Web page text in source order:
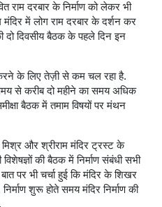
राम दरबार के निर्माण को लेकर भी
मंदिर में लोग राम दरबार के दर्शन कर
दो दिवसीय बैठक के पहले दिन इन
करने के लिए तेज़ी से कम चल रहा है.
समय से करीब दो महीने का समय अधिक
बैठक में तमाम विषयों पर मंथन
मिश्र और श्रीराम मंदिर ट्रस्ट के
की बैठक में निर्माण संबंधी सभी
पर भी चर्चा हुई कि मंदिर के शिखर
शुरू होते समय मंदिर निर्माण की